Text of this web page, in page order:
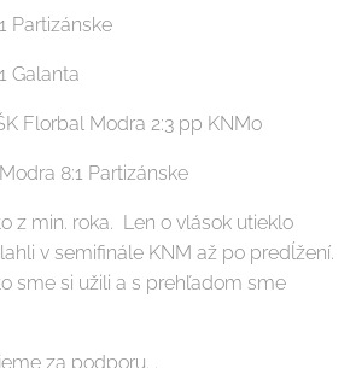
Partizánske
Galanta
Florbal Modra 2:3 pp KNMo
8:1 Partizánske
z min. roka. Len o vlások utieklo
v semifinále KNM až po predĺžení.
sme si užili a s prehľadom sme
za podporu. .